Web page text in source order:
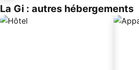
La Gi : autres hébergements